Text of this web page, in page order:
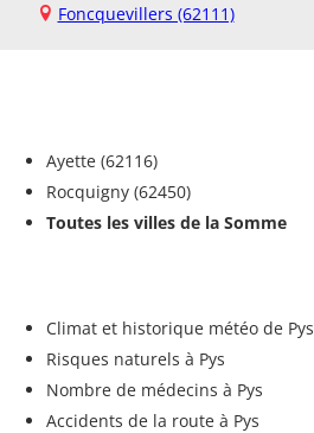
Foncquevillers (62111)
Ayette (62116)
Rocquigny (62450)
Toutes les villes de la Somme
Climat et historique météo de Pys
Risques naturels à Pys
Nombre de médecins à Pys
Accidents de la route à Pys